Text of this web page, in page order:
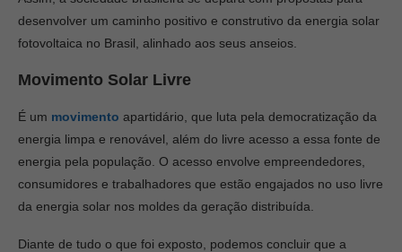
desenvolver um caminho positivo e construtivo da energia solar
fotovoltaica no Brasil, alinhado aos seus anseios.
Movimento Solar Livre
É um movimento apartidário, que luta pela democratização da
energia limpa e renovável, além do livre acesso a essa fonte de
energia pela população. O acesso envolve empreendedores,
consumidores e trabalhadores que estão engajados no uso livre
da energia solar nos moldes da geração distribuída.
Diante de tudo o que foi exposto, podemos concluir que a